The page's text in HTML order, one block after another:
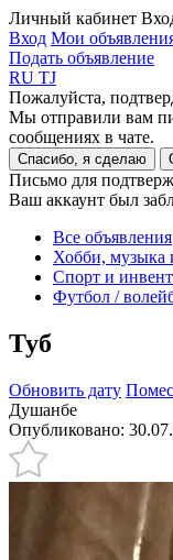
Личный кабинет
Вход Мои
Подать объявление
RU TJ
Пожалуйста,
Мы отправили вам
сообщениях в чате.
Спасибо, я сделаю
Письмо для
Ваш аккаунт был
Все объявления
Хобби, музыка
Спорт и
Футбол /
Туб
Обновить дату
Душанбе
Опубликовано: